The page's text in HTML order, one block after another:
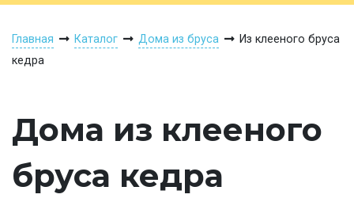
Главная Каталог Дома из бруса
Из клееного бруса
кедра
Дома из клееного
бруса кедра